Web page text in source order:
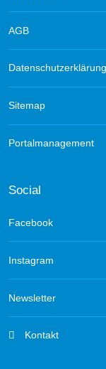
AGB
Datenschutzerklärung
Sitemap
Portalmanagement
Social
Facebook
Instagram
Newsletter
Kontakt